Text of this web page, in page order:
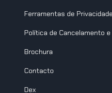
Ferramentas de Privacidade
Política de Cancelamento e
Brochura
Contacto
Dex